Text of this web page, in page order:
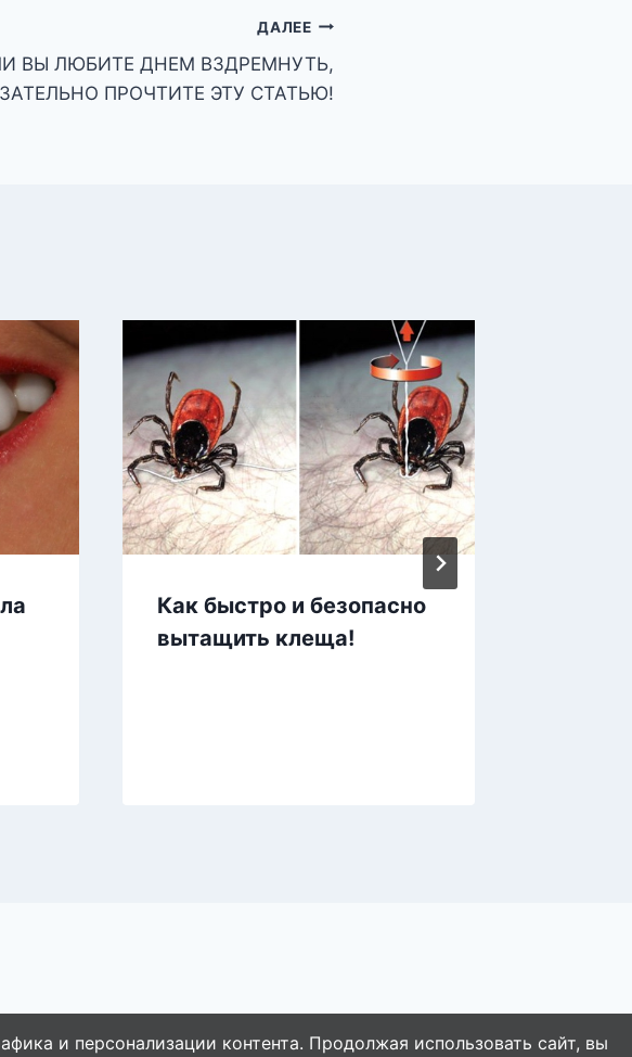
ДАЛЕЕ
ВЫ ЛЮБИТЕ ДНЕМ ВЗДРЕМНУТЬ,
ПРОЧТИТЕ ЭТУ СТАТЬЮ!
Как быстро и безопасно
вытащить клеща!
и персонализации контента. Продолжая использовать сайт, вы